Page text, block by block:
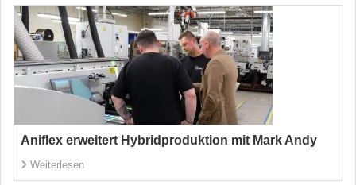
Aniflex erweitert Hybridproduktion mit Mark Andy
Weiterlesen